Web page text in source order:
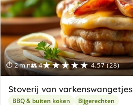
⏱ 2 min👥 4★★★★★ 4.57 (28)
Stoverij van varkenswangetjes
BBQ & buiten koken Bijgerechten